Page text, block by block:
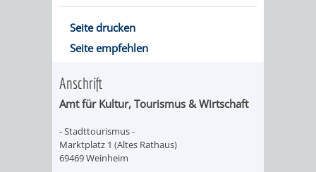
VEREINE
Seite drucken
Seite empfehlen
Anschrift
Amt für Kultur, Tourismus & Wirtschaft
- Stadttourismus -
Marktplatz 1 (Altes Rathaus)
69469 Weinheim